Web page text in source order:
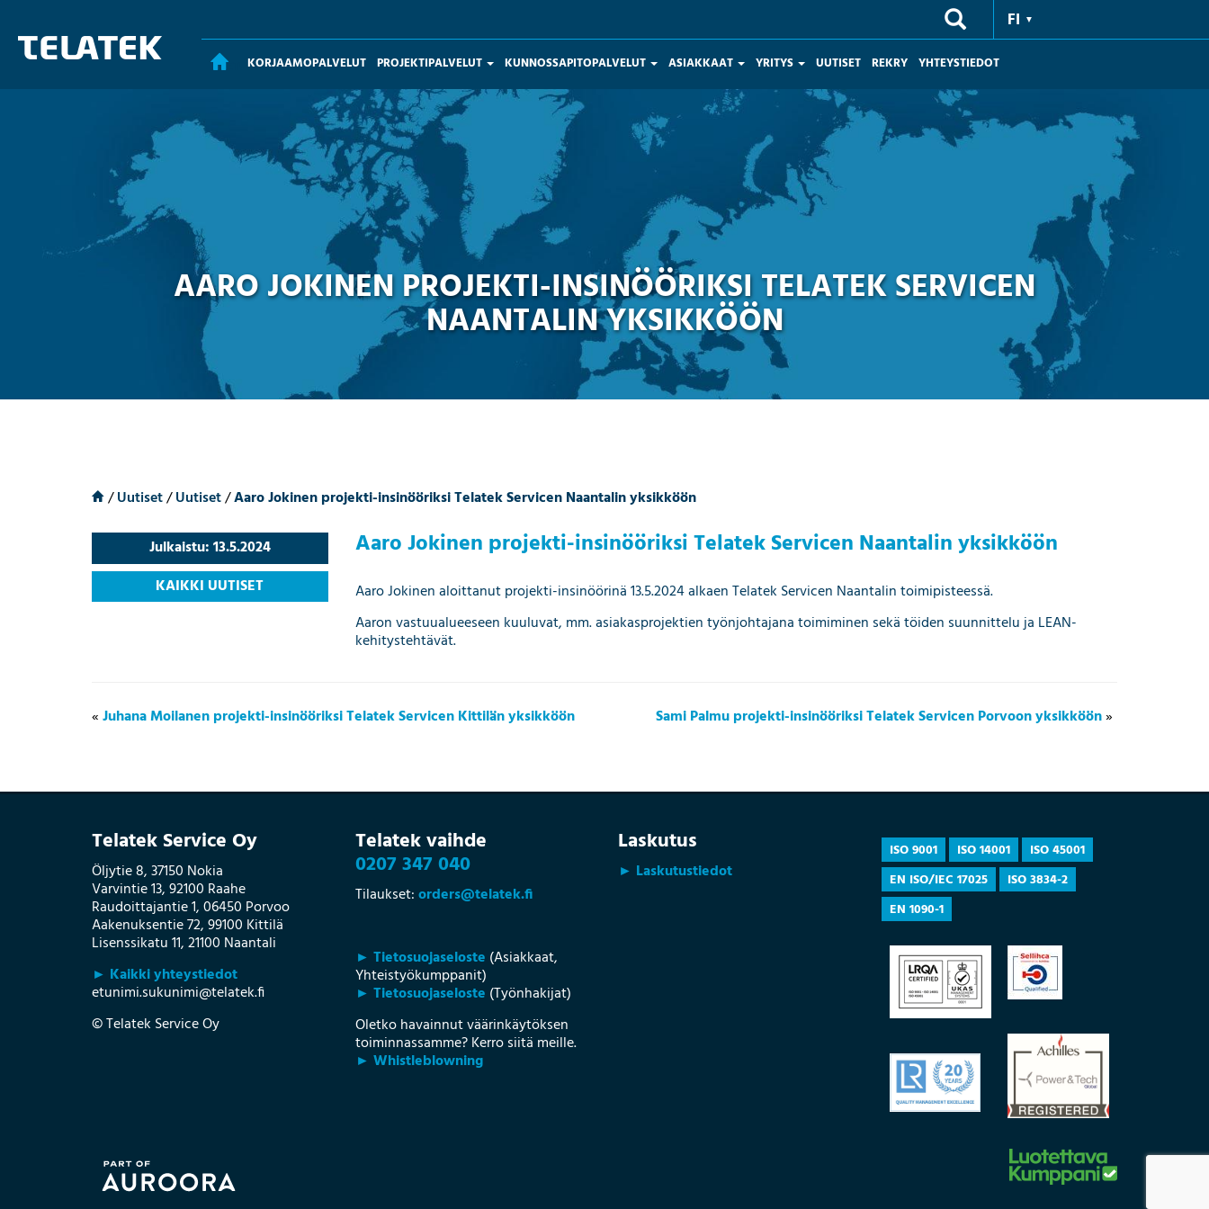
FI
ETUSIVU
KORJAAMOPALVELUT PROJEKTIPALVELUT KUNNOSSAPITOPALVELUT ASIAKKAAT YRITYS UUTISET REKRY YHTEYSTIEDOT
AARO JOKINEN PROJEKTI-INSINÖÖRIKSI TELATEK SERVICEN
NAANTALIN YKSIKKÖÖN
/Uutiset/Uutiset/Aaro Jokinen projekti-insinööriksi Telatek Servicen Naantalin yksikköön
Aaro Jokinen projekti-insinööriksi Telatek Servicen Naantalin yksikköön
Aaro Jokinen aloittanut projekti-insinöörinä 13.5.2024 alkaen Telatek Servicen Naantalin toimipisteessä.
Aaron vastuualueeseen kuuluvat, mm. asiakasprojektien työnjohtajana toimiminen sekä töiden suunnittelu ja LEAN-
kehitystehtävät.
Julkaistu: 13.5.2024
KAIKKI UUTISET
Sami Palmu projekti-insinööriksi Telatek Servicen Porvoon yksikköön»
«Juhana Moilanen projekti-insinööriksi Telatek Servicen Kittilän yksikköön
Telatek Service Oy
Öljytie 8, 37150 Nokia
Varvintie 13, 92100 Raahe
Raudoittajantie 1, 06450 Porvoo
Aakenuksentie 72, 99100 Kittilä
Lisenssikatu 11, 21100 Naantali
► Kaikki yhteystiedot
etunimi.sukunimi@telatek.fi
© Telatek Service Oy
Telatek vaihde
0207 347 040
Tilaukset:orders@telatek.fi
► Tietosuojaseloste (Asiakkaat,
Yhteistyökumppanit)
► Tietosuojaseloste (Työnhakijat)
Oletko havainnut väärinkäytöksen
toiminnassamme? Kerro siitä meille.
► Whistleblowning
Laskutus
► Laskutustiedot
ISO 9001 ISO 14001
ISO 45001
EN ISO/IEC 17025
ISO 3834-2
EN 1090-1